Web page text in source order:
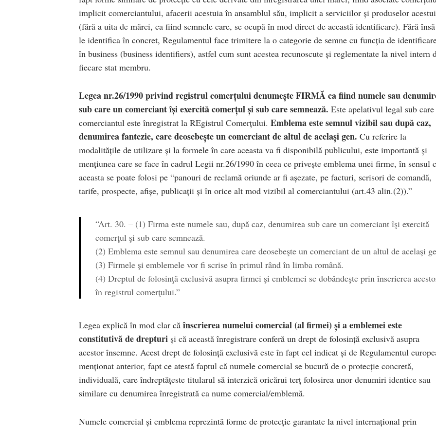
implicit comerciantului, afacerii acestuia în ansamblul său, implicit a serviciilor și produselor
(fără a uita de mărci, ca fiind semnele care, se ocupă în mod direct de această identificare). Fără
le identifica în concret, Regulamentul face trimitere la o categorie de semne cu funcția de
în business (business identifiers), astfel cum sunt acestea recunoscute și reglementate la nivel intern
fiecare stat membru.
Legea nr.26/1990 privind registrul comerțului denumește FIRMĂ ca fiind numele sau
sub care un comerciant își exercită comerțul și sub care semnează. Este apelativul legal sub care
comerciantul este înregistrat la REgistrul Comerțului. Emblema este semnul vizibil sau după caz,
denumirea fantezie, care deosebește un comerciant de altul de același gen. Cu referire la
modalitățile de utilizare și la formele în care aceasta va fi disponibilă publicului, este importantă și
mențiunea care se face în cadrul Legii nr.26/1990 în ceea ce privește emblema unei firme, în sensul
aceasta se poate folosi pe “panouri de reclamă oriunde ar fi așezate, pe facturi, scrisori de comandă,
tarife, prospecte, afișe, publicații și în orice alt mod vizibil al comerciantului (art.43 alin.(2)).”
“Art. 30. – (1) Firma este numele sau, după caz, denumirea sub care un comerciant îşi exercită
comerţul şi sub care semnează.
(2) Emblema este semnul sau denumirea care deosebeşte un comerciant de un altul de acelaşi
(3) Firmele şi emblemele vor fi scrise în primul rând în limba română.
(4) Dreptul de folosinţă exclusivă asupra firmei şi emblemei se dobândeşte prin înscrierea
în registrul comerţului.”
Legea explică în mod clar căînscrierea numelui comercial (al firmei) și a emblemei este
constitutivă de drepturi și că această înregistrare conferă un drept de folosință exclusivă asupra
acestor însemne. Acest drept de folosință exclusivă este în fapt cel indicat și de Regulamentul
menționat anterior, fapt ce atestă faptul că numele comercial se bucură de o protecție concretă,
individuală, care îndreptățeste titularul să interzică oricărui terț folosirea unor denumiri identice sau
similare cu denumirea înregistrată ca nume comercial/emblemă.
Numele comercial și emblema reprezintă forme de protecție garantate la nivel internațional prin